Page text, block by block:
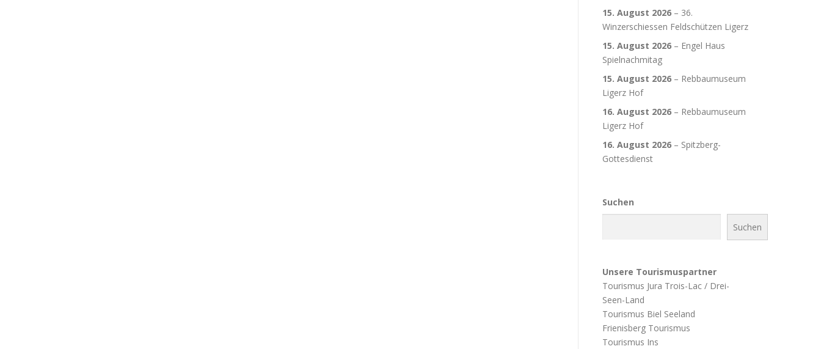
15. August 2026 – 36.
Winzerschiessen Feldschützen Ligerz
15. August 2026 – Engel Haus
Spielnachmitag
15. August 2026 – Rebbaumuseum
Ligerz Hof
16. August 2026 – Rebbaumuseum
Ligerz Hof
16. August 2026 – Spitzberg-
Gottesdienst
Suchen
Suchen
Unsere Tourismuspartner
Tourismus Jura Trois-Lac / Drei-
Seen-Land
Tourismus Biel Seeland
Frienisberg Tourismus
Tourismus Ins